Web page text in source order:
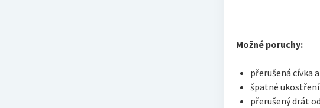
Možné poruchy:
přerušená cívka
špatné ukostření
přerušený drát